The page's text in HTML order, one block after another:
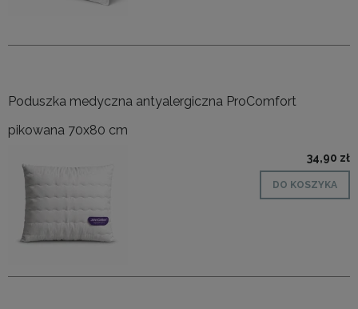
Poduszka medyczna antyalergiczna ProComfort
pikowana 70x80 cm
34,90 zł
DO KOSZYKA